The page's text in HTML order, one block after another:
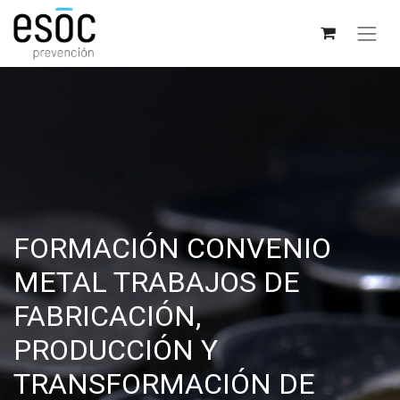
FORMACIÓN CONVENIO
METAL TRABAJOS DE
FABRICACIÓN,
PRODUCCIÓN Y
TRANSFORMACIÓN DE